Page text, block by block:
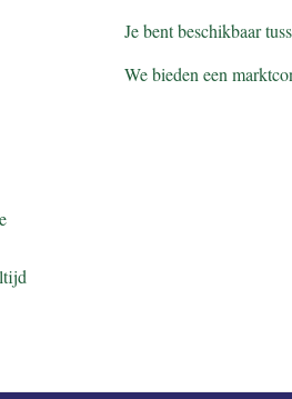
Je bent beschikbaar
We bieden een